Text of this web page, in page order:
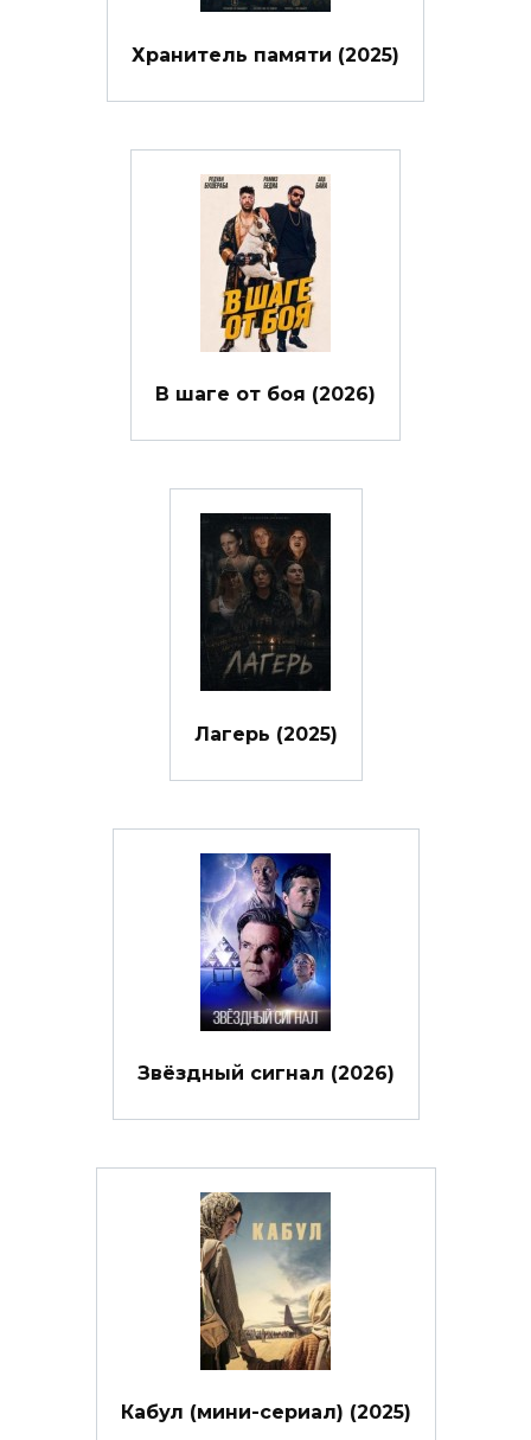
Хранитель памяти (2025)
В шаге от боя (2026)
Лагерь (2025)
Звёздный сигнал (2026)
Кабул (мини-сериал) (2025)